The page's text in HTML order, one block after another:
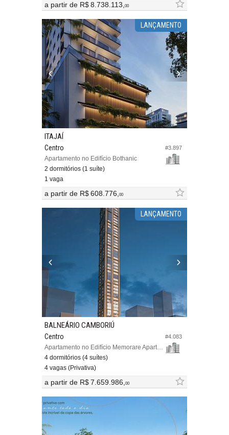
a partir de R$ 8.738.113,00
LANÇAMENTO
#3.897
ITAJAÍ
Centro
Apartamento no Edifício Bothanic
2 dormitórios (1 suíte)
1 vaga
a partir de R$ 608.776,00
LANÇAMENTO
#4.083
BALNEÁRIO CAMBORIÚ
Centro
Apartamento no Edifício Memorare Apartments
4 dormitórios (4 suítes)
4 vagas (Privativa)
a partir de R$ 7.659.986,00